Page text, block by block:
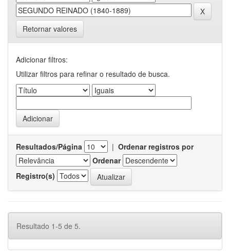
Retornar valores
Adicionar filtros:
Utilizar filtros para refinar o resultado de busca.
Resultados/Página | Ordenar registros por
Ordenar
Registro(s)
Resultado 1-5 de 5.